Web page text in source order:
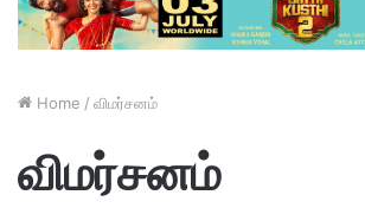
Home / விமர்சனம்
விமர்சனம்